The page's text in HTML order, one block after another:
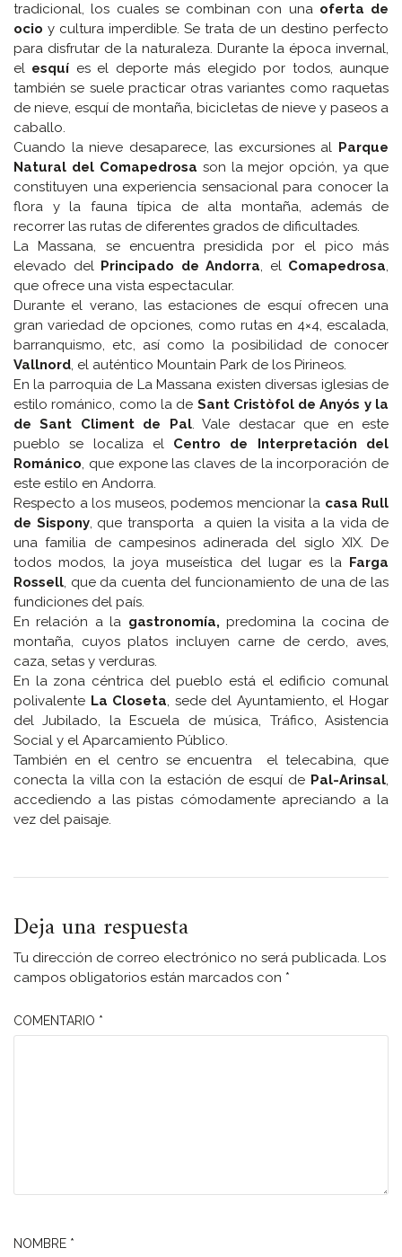
tradicional, los cuales se combinan con una oferta de
ocio y cultura imperdible. Se trata de un destino perfecto
para disfrutar de la naturaleza. Durante la época invernal,
el esquí es el deporte más elegido por todos, aunque
también se suele practicar otras variantes como raquetas
de nieve, esquí de montaña, bicicletas de nieve y paseos a
caballo.
Cuando la nieve desaparece, las excursiones al Parque
Natural del Comapedrosa son la mejor opción, ya que
constituyen una experiencia sensacional para conocer la
flora y la fauna típica de alta montaña, además de
recorrer las rutas de diferentes grados de dificultades.
La Massana, se encuentra presidida por el pico más
elevado del Principado de Andorra, el Comapedrosa,
que ofrece una vista espectacular.
Durante el verano, las estaciones de esquí ofrecen una
gran variedad de opciones, como rutas en 4×4, escalada,
barranquismo, etc, así como la posibilidad de conocer
Vallnord, el auténtico Mountain Park de los Pirineos.
En la parroquia de La Massana existen diversas iglesias de
estilo románico, como la de Sant Cristòfol de Anyós y la
de Sant Climent de Pal. Vale destacar que en este
pueblo se localiza el Centro de Interpretación del
Románico, que expone las claves de la incorporación de
este estilo en Andorra.
Respecto a los museos, podemos mencionar la casa Rull
de Sispony, que transporta a quien la visita a la vida de
una familia de campesinos adinerada del siglo XIX. De
todos modos, la joya museística del lugar es la Farga
Rossell, que da cuenta del funcionamiento de una de las
fundiciones del país.
En relación a la gastronomía, predomina la cocina de
montaña, cuyos platos incluyen carne de cerdo, aves,
caza, setas y verduras.
En la zona céntrica del pueblo está el edificio comunal
polivalente La Closeta, sede del Ayuntamiento, el Hogar
del Jubilado, la Escuela de música, Tráfico, Asistencia
Social y el Aparcamiento Público.
También en el centro se encuentra el telecabina, que
conecta la villa con la estación de esquí de Pal-Arinsal,
accediendo a las pistas cómodamente apreciando a la
vez del paisaje.
Deja una respuesta
Tu dirección de correo electrónico no será publicada. Los
campos obligatorios están marcados con *
COMENTARIO *
NOMBRE *